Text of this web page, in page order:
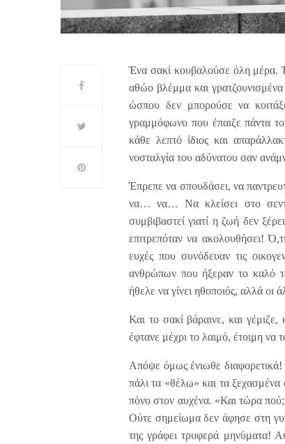
Ένα σακί κουβαλούσε όλη μέρα.
αθώο βλέμμα και
ώσπου δεν μπορούσε να
γραμμόφωνο που έπαιζε πάντα
κάθε λεπτό ίδιος και
νοσταλγία του αδύνατου σαν
Έπρεπε να σπουδάσει, να
να… να… Να κλείσει στο
συμβιβαστεί γιατί η ζωή δεν
επιτρεπόταν να ακολουθήσει!
ευχές που συνόδευαν τις
ανθρώπων που ήξεραν το καλό
ήθελε να γίνει ηθοποιός, αλλά οι
Και το σακί βάραινε, και γέμιζε,
έφτανε μέχρι το λαιμό, έτοιμη να
Απόψε όμως ένιωθε διαφορετικά!
πάλι τα «θέλω» και τα
πόνο στον αυχένα. «Και τώρα
Ούτε σημείωμα δεν άφησε στη
της γράφει τρυφερά μηνύματα!